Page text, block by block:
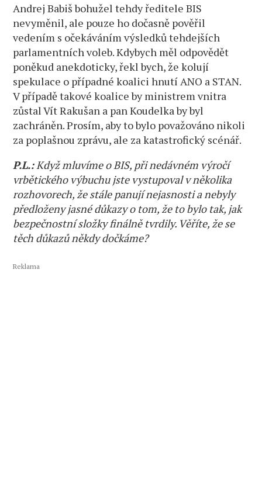
Andrej Babiš bohužel tehdy ředitele BIS
nevyměnil, ale pouze ho dočasně pověřil
vedením s očekáváním výsledků tehdejších
parlamentních voleb. Kdybych měl odpovědět
poněkud anekdoticky, řekl bych, že kolují
spekulace o případné koalici hnutí ANO a STAN.
V případě takové koalice by ministrem vnitra
zůstal Vít Rakušan a pan Koudelka by byl
zachráněn. Prosím, aby to bylo považováno nikoli
za poplašnou zprávu, ale za katastrofický scénář.
P.L.:Když mluvíme o BIS, při nedávném výročí
vrbětického výbuchu jste vystupoval v několika
rozhovorech, že stále panují nejasnosti a nebyly
předloženy jasné důkazy o tom, že to bylo tak, jak
bezpečnostní složky finálně tvrdily. Věříte, že se
těch důkazů někdy dočkáme?
Reklama